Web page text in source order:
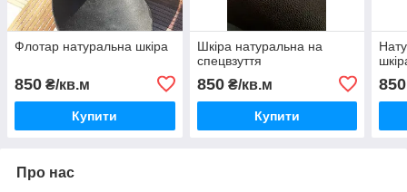
Флотар натуральна шкіра
850 ₴/кв.м
Купити
Шкіра натуральна на
спецвзуття
850₴/кв.м
Купити
850
Про нас